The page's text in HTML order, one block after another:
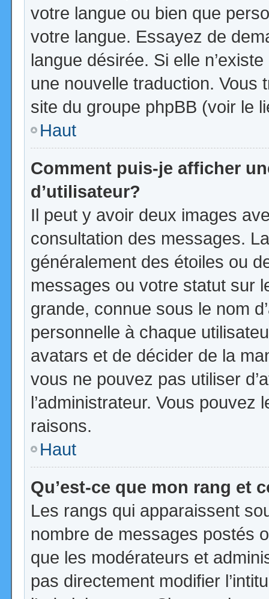
votre langue ou bien que
votre langue. Essayez de
langue désirée. Si elle
une nouvelle traduction. Vous
site du groupe phpBB (voir le
Haut
Comment puis-je afficher
d’utilisateur?
Il peut y avoir deux images
consultation des messages.
généralement des étoiles ou
messages ou votre statut sur
grande, connue sous le nom
personnelle à chaque
avatars et de décider de la
vous ne pouvez pas utiliser
l’administrateur. Vous
raisons.
Haut
Qu’est-ce que mon rang et
Les rangs qui apparaissent
nombre de messages postés
que les modérateurs et
pas directement modifier